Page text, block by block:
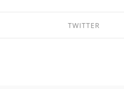
TWITTER